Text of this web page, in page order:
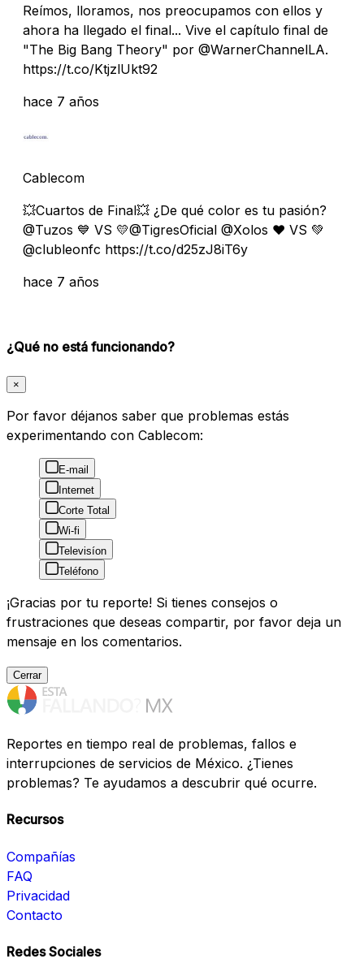
Reímos, lloramos, nos preocupamos con ellos y
ahora ha llegado el final... Vive el capítulo final de
"The Big Bang Theory" por @WarnerChannelLA.
https://t.co/KtjzlUkt92
hace 7 años
Cablecom
💥Cuartos de Final💥 ¿De qué color es tu pasión?
@Tuzos 💙 VS 💛@TigresOficial @Xolos ❤️ VS 💚
@clubleonfc https://t.co/d25zJ8iT6y
hace 7 años
¿Qué no está funcionando?
×
Por favor déjanos saber que problemas estás
experimentando con Cablecom:
E-mail
Internet
Corte Total
Wi-fi
Televisíon
Teléfono
¡Gracias por tu reporte! Si tienes consejos o
frustraciones que deseas compartir, por favor deja un
mensaje en los comentarios.
Cerrar
Reportes en tiempo real de problemas, fallos e
interrupciones de servicios de México. ¿Tienes
problemas? Te ayudamos a descubrir qué ocurre.
Recursos
Compañías
FAQ
Privacidad
Contacto
Redes Sociales